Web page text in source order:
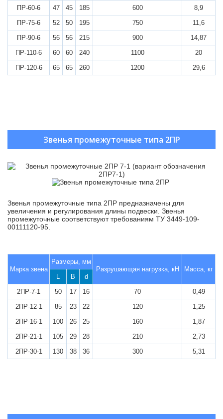
ПР-60-6
47 45 185 600
8,9
ПР-75-6
52 50 195 750
11,6
ПР-90-6
56 56 215 900
14,87
ПР-110-6
60 60 240 1100
20
ПР-120-6
65 65 260 1200 29,6
Звенья промежуточные типа 2ПР
Звенья промежуточные типа 2ПР предназначены для
увеличения и регулирования длины подвески. Звенья
промежуточные соответствуют требованиям ТУ 3449-109-
00111120-95.
Марка звена
Размеры, мм
Разрушающая нагрузка, кН
Масса, кг
L
B
d
2ПР-7-1
50 17 16 70
0,49
2ПР-12-1
85 23 22 120
1,25
2ПР-16-1
100 26 25 160
1,87
2ПР-21-1
105 29 28 210
2,73
2ПР-30-1
130 38 36 300 5,31